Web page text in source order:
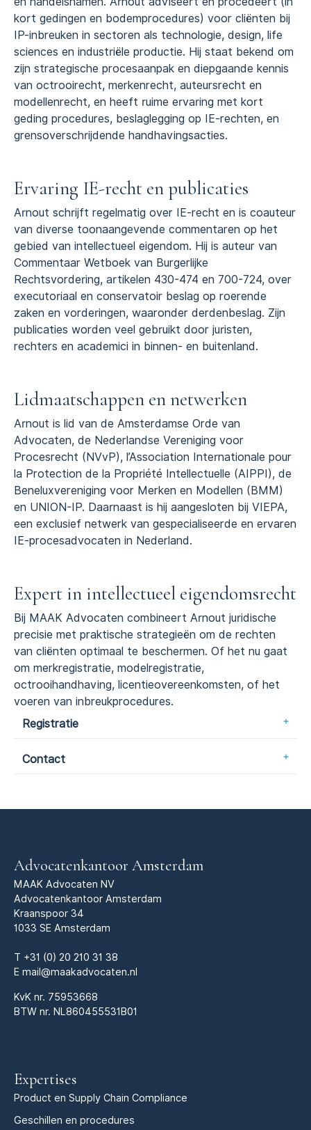
kort gedingen en bodemprocedures) voor cliënten bij
IP-inbreuken in sectoren als technologie, design, life
sciences en industriële productie. Hij staat bekend om
zijn strategische procesaanpak en diepgaande kennis
van octrooirecht, merkenrecht, auteursrecht en
modellenrecht, en heeft ruime ervaring met kort
geding procedures, beslaglegging op IE-rechten, en
grensoverschrijdende handhavingsacties.
Ervaring IE-recht en publicaties
Arnout schrijft regelmatig over IE-recht en is coauteur
van diverse toonaangevende commentaren op het
gebied van intellectueel eigendom. Hij is auteur van
Commentaar Wetboek van Burgerlijke
Rechtsvordering, artikelen 430-474 en 700-724, over
executoriaal en conservatoir beslag op roerende
zaken en vorderingen, waaronder derdenbeslag. Zijn
publicaties worden veel gebruikt door juristen,
rechters en academici in binnen- en buitenland.
Lidmaatschappen en netwerken
Arnout is lid van de Amsterdamse Orde van
Advocaten, de Nederlandse Vereniging voor
Procesrecht (NVvP), l’Association Internationale pour
la Protection de la Propriété Intellectuelle (AIPPI), de
Beneluxvereniging voor Merken en Modellen (BMM)
en UNION-IP. Daarnaast is hij aangesloten bij VIEPA,
een exclusief netwerk van gespecialiseerde en ervaren
IE-procesadvocaten in Nederland.
Expert in intellectueel eigendomsrecht
Bij MAAK Advocaten combineert Arnout juridische
precisie met praktische strategieën om de rechten
van cliënten optimaal te beschermen. Of het nu gaat
om merkregistratie, modelregistratie,
octrooihandhaving, licentieovereenkomsten, of het
voeren van inbreukprocedures.
Registratie
Contact
Advocatenkantoor Amsterdam
MAAK Advocaten NV
Advocatenkantoor Amsterdam
Kraanspoor 34
1033 SE Amsterdam
T +31 (0) 20 210 31 38
E mail@maakadvocaten.nl
KvK nr. 75953668
BTW nr. NL860455531B01
Expertises
Product en Supply Chain Compliance
Geschillen en procedures